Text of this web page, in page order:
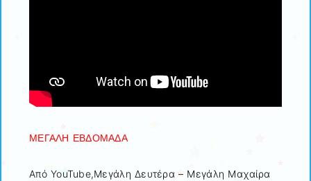
ΜΕΓΑΛΗ ΕΒΔΟΜΑΔΑ
Από YouTube,Μεγάλη Δευτέρα – Μεγάλη Μαχαίρα